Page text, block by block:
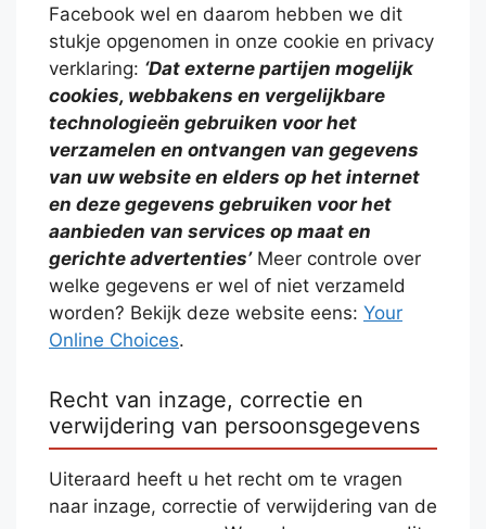
Facebook wel en daarom hebben we dit
stukje opgenomen in onze cookie en privacy
verklaring: ‘Dat externe partijen mogelijk
cookies, webbakens en vergelijkbare
technologieën gebruiken voor het
verzamelen en ontvangen van gegevens
van uw website en elders op het internet
en deze gegevens gebruiken voor het
aanbieden van services op maat en
gerichte advertenties’Meer controle over
welke gegevens er wel of niet verzameld
worden? Bekijk deze website eens: Your
Online Choices.
Recht van inzage, correctie en
verwijdering van persoonsgegevens
Uiteraard heeft u het recht om te vragen
naar inzage, correctie of verwijdering van de